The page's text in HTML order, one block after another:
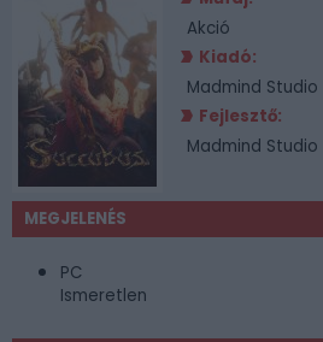
Akció
Kiadó:
Madmind Studio
Fejlesztő:
Madmind Studio
MEGJELENÉS
PC
Ismeretlen